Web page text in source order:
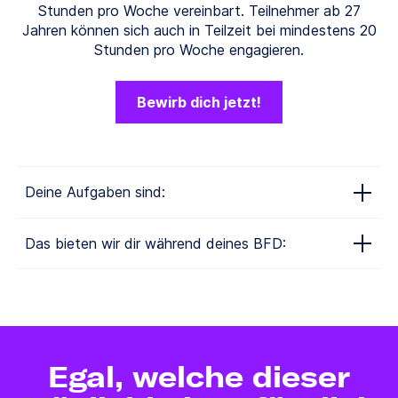
Stunden pro Woche vereinbart. Teilnehmer ab 27
Jahren können sich auch in Teilzeit bei mindestens 20
Stunden pro Woche engagieren.
Bewirb dich jetzt!
Deine Aufgaben sind:
usw.)
Begleitung der Bewohner zu kulturellen
Veranstaltungen oder Spaziergängen
Das bieten wir dir während deines BFD:
professionelle Anleitung durch eine Fachkraft
(Mentorensystem)
Egal, welche dieser